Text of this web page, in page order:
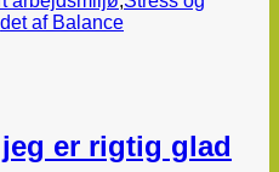
af Balance
er rigtig glad